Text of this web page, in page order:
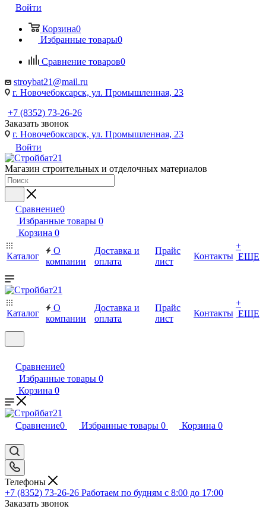
Войти
Корзина0
Избранные товары0
Сравнение товаров0
stroybat21@mail.ru
г. Новочебоксарск, ул. Промышленная, 23
+7 (8352) 73-26-26
Заказать звонок
г. Новочебоксарск, ул. Промышленная, 23
Войти
Магазин строительных и отделочных материалов
Сравнение0
Избранные товары 0
Корзина 0
Каталог
О
компании
Доставка и
оплата
Прайс
лист
Контакты
+
ЕЩЕ
Каталог
О
компании
Доставка и
оплата
Прайс
лист
Контакты
+
ЕЩЕ
Сравнение0
Избранные товары 0
Корзина 0
Сравнение0 Избранные товары 0 Корзина 0
Телефоны
+7 (8352) 73-26-26 Работаем по будням с 8:00 до 17:00
Заказать звонок